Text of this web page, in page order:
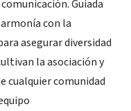
Guiada
con la
asegurar diversidad
la asociación y
cualquier comunidad